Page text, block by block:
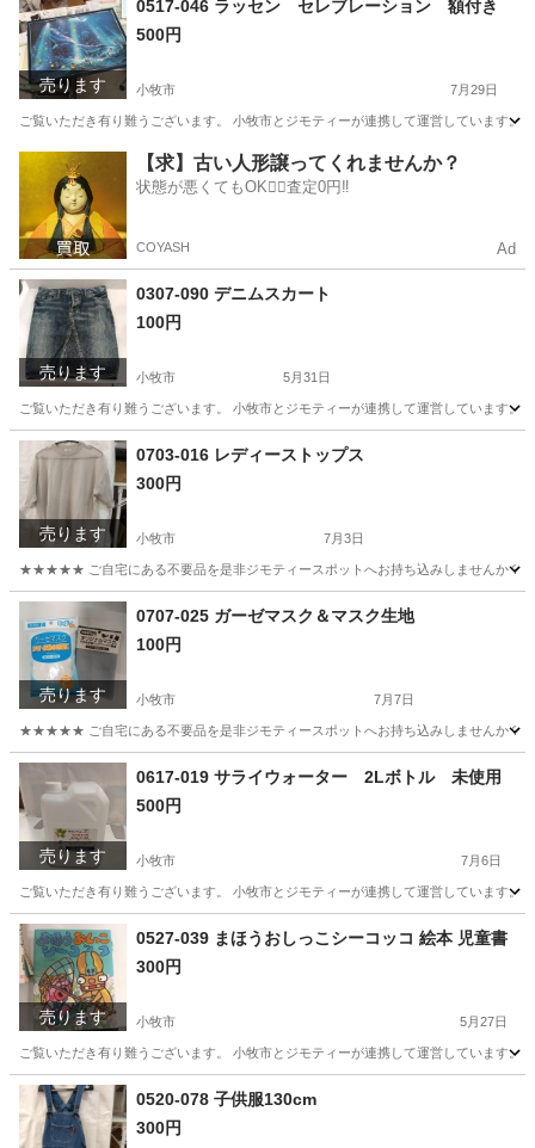
売ります
0517-046 ラッセン セレブレーション 額付き
500円
小牧市 7月29日
ご覧いただき有り難うございます。 小牧市とジモティーが連携して運営していま
子供用品 リユース
【求】古い人形譲ってくれませんか？
状態が悪くてもOK🙆‍♀️査定0円‼️
COYASH Ad
売ります
0307-090 デニムスカート
100円
小牧市 5月31日
ご覧いただき有り難うございます。 小牧市とジモティーが連携して運営していま
愛知 小牧市 服/ファッション リユース
売ります
0703-016 レディーストップス
300円
小牧市 7月3日
★★★★★ ご自宅にある不要品を是非ジモティースポットへお持ち込みしませんか？
愛知 小牧市 現地
売ります
0707-025 ガーゼマスク＆マスク生地
100円
小牧市 7月7日
★★★★★ ご自宅にある不要品を是非ジモティースポットへお持ち込みしませんか？
愛知 小牧市 マスク
売ります
0617-019 サライウォーター 2Lボトル 未使用
500円
小牧市 7月6日
ご覧いただき有り難うございます。 小牧市とジモティーが連携して運営していま
愛知 小牧市 リユース
売ります
0527-039 まほうおしっこシーコッコ 絵本 児童書
300円
小牧市 5月27日
ご覧いただき有り難うございます。 小牧市とジモティーが連携して運営していま
愛知 小牧市 リユース
0520-078 子供服130cm
300円